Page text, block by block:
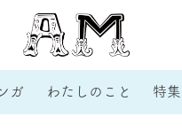
ガ わたしのこと 特集